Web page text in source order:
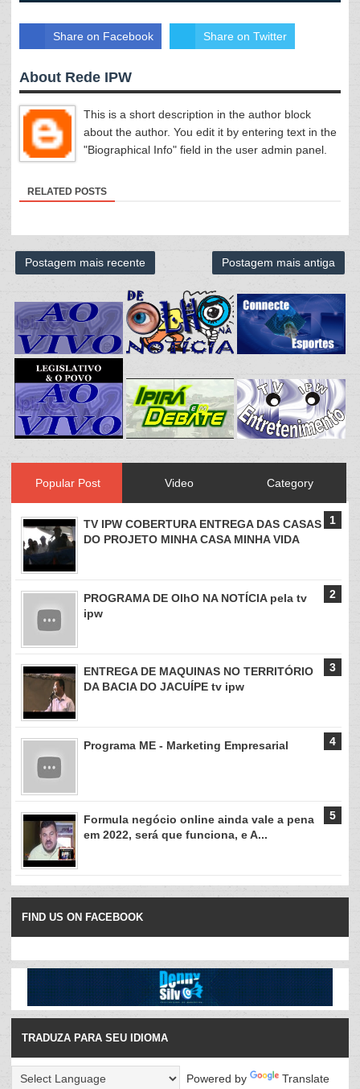
Share on Facebook Share on Twitter
About Rede IPW
This is a short description in the author block
about the author. You edit it by entering text in the
"Biographical Info" field in the user admin panel.
RELATED POSTS
Postagem mais recente Postagem mais antiga
Popular Post Video Category
TV IPW COBERTURA ENTREGA DAS CASAS
DO PROJETO MINHA CASA MINHA VIDA
PROGRAMA DE OlhO NA NOTÍCIA pela tv
ipw
ENTREGA DE MAQUINAS NO TERRITÓRIO
DA BACIA DO JACUÍPE tv ipw
Programa ME - Marketing Empresarial
Formula negócio online ainda vale a pena
em 2022, será que funciona, e A...
FIND US ON FACEBOOK
TRADUZA PARA SEU IDIOMA
Powered by Translate